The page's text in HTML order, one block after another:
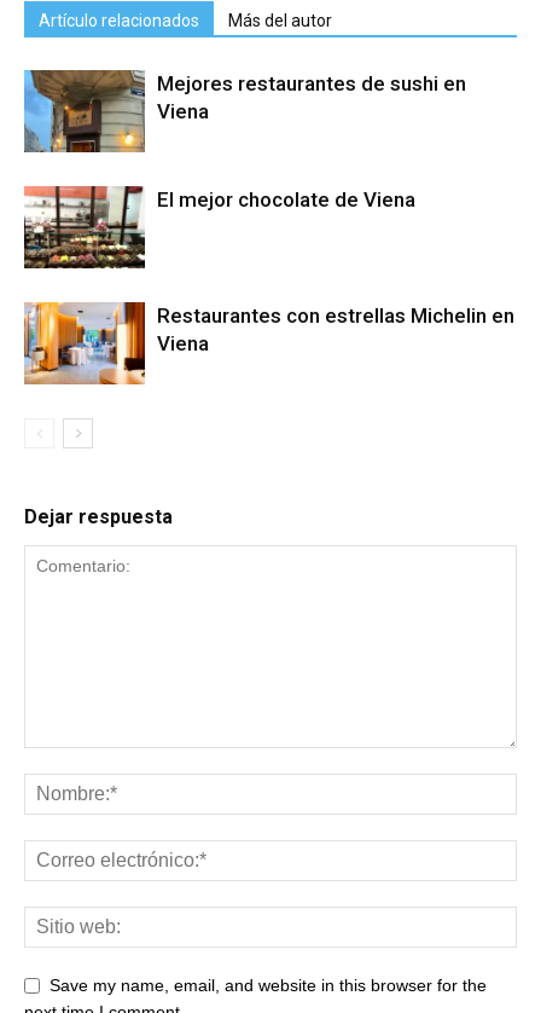
Artículo relacionados Más del autor
Mejores restaurantes de sushi en
Viena
El mejor chocolate de Viena
Restaurantes con estrellas Michelin en
Viena
Dejar respuesta
Save my name, email, and website in this browser for the